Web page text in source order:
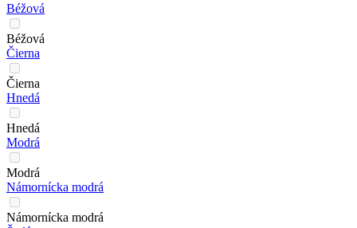
Béžová
Béžová
Čierna
Čierna
Hnedá
Hnedá
Modrá
Modrá
Námornícka modrá
Námornícka modrá